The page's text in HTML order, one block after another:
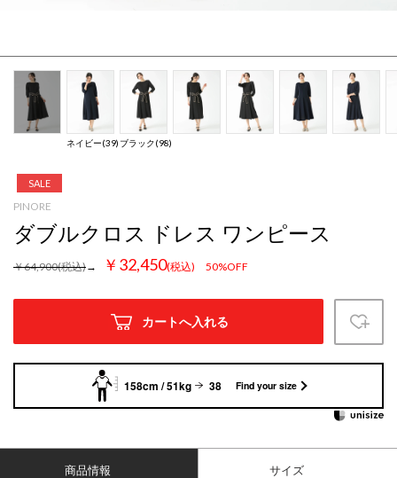
ネイビー(39) ブラック(98)
SALE
PINORE
ダブルクロス ドレス ワンピース
￥64,900(税込)→ ￥32,450(税込) 50%OFF
カートへ入れる
158cm / 51kg 38 Find your size
商品情報 サイズ